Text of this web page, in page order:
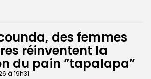
des femmes
réinventent la
du pain ”tapalapa”
à 19h31